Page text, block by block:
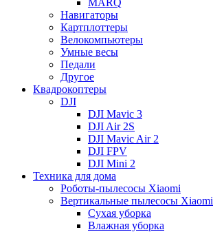
MARQ
Навигаторы
Картплоттеры
Велокомпьютеры
Умные весы
Педали
Другое
Квадрокоптеры
DJI
DJI Mavic 3
DJI Air 2S
DJI Mavic Air 2
DJI FPV
DJI Mini 2
Техника для дома
Роботы-пылесосы Xiaomi
Вертикальные пылесосы Xiaomi
Сухая уборка
Влажная уборка